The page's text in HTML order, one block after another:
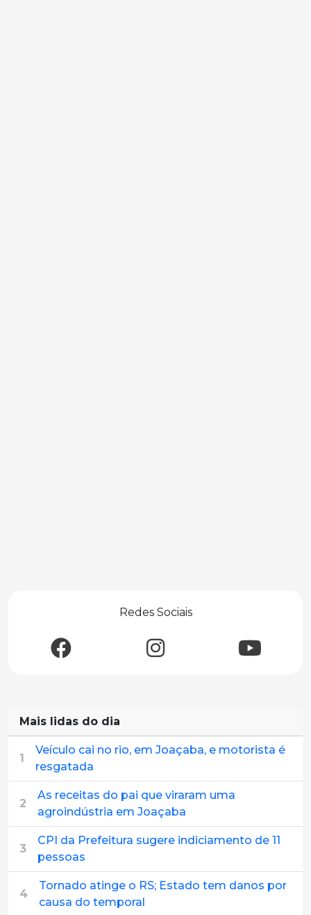
Redes Sociais
Mais lidas do dia
1
Veículo cai no rio, em Joaçaba, e motorista é
resgatada
2
As receitas do pai que viraram uma
agroindústria em Joaçaba
3
CPI da Prefeitura sugere indiciamento de 11
pessoas
4
Tornado atinge o RS; Estado tem danos por
causa do temporal